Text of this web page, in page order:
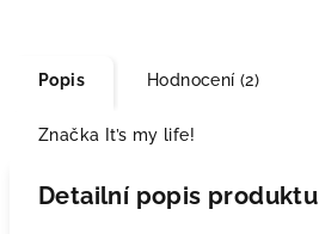
Popis Hodnocení (2)
Značka It’s my life!
Detailní popis produktu